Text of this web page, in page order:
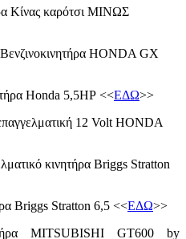
Κίνας καρότσι ΜΙΝΩΣ
HONDA GX
Honda 5,5HP <<ΕΔΩ>>
12 Volt HONDA
κινητήρα Briggs Stratton
Briggs Stratton 6,5 <<ΕΔΩ>>
MITSUBISHI GT600 by